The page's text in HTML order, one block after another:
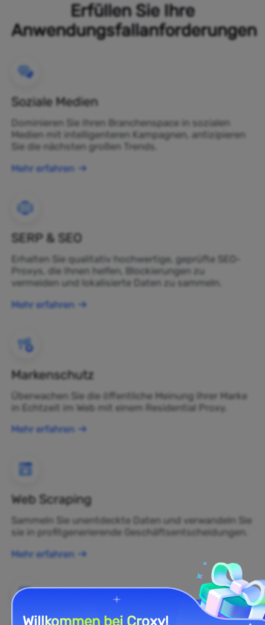
Erfüllen Sie Ihre
Anwendungsfallanforderungen
Soziale Medien
Dominieren Sie Ihren Branchenspace in sozialen
Medien mit intelligenteren Kampagnen, antizipieren
Sie die nächsten großen Trends.
Mehr erfahren
SERP & SEO
Erhalten Sie qualitativ hochwertige, geprüfte SEO-
Proxys, die Ihnen helfen, Blockierungen zu
vermeiden und lokalisierte Daten zu sammeln.
Mehr erfahren
Markenschutz
Überwachen Sie die öffentliche Meinung Ihrer Marke
in Echtzeit im Web mit einem Residential Proxy.
Mehr erfahren
Web Scraping
Sammeln Sie unentdeckte Daten und verwandeln Sie
sie in profitgenerierende Geschäftsentscheidungen.
Mehr erfahren
Willkommen bei Croxy!